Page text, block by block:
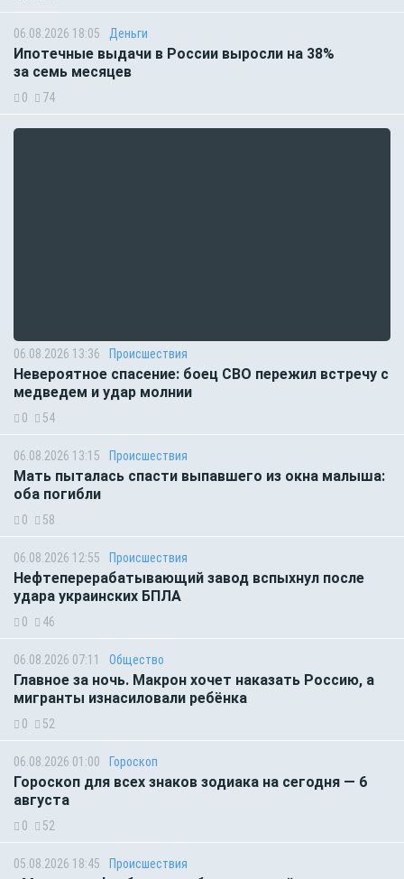
06.08.2026 18:05 Деньги
Ипотечные выдачи в России выросли на 38%
за семь месяцев
0 74
06.08.2026 13:36 Происшествия
Невероятное спасение: боец СВО пережил встречу с
медведем и удар молнии
0 54
06.08.2026 13:15 Происшествия
Мать пыталась спасти выпавшего из окна малыша:
оба погибли
0 58
06.08.2026 12:55 Происшествия
Нефтеперерабатывающий завод вспыхнул после
удара украинских БПЛА
0 46
06.08.2026 07:11 Общество
Главное за ночь. Макрон хочет наказать Россию, а
мигранты изнасиловали ребёнка
0 52
06.08.2026 01:00 Гороскоп
Гороскоп для всех знаков зодиака на сегодня — 6
августа
0 52
05.08.2026 18:45 Происшествия